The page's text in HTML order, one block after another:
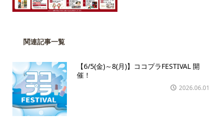
関連記事一覧
【6/5(金)～8(月)】ココプラFESTIVAL 開
催！
2026.06.01